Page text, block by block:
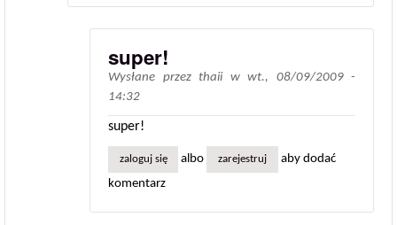
super!
Wysłane przez thaii w wt., 08/09/2009 -
14:32
super!
zaloguj się albo zarejestruj
aby dodać
komentarz